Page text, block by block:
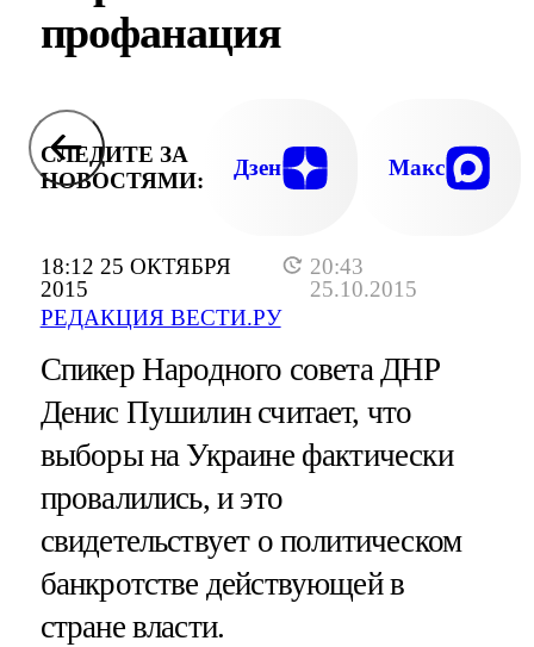
18:12 25 ОКТЯБРЯ
2015
20:43
25.10.2015
РЕДАКЦИЯ ВЕСТИ.РУ
профанация
СЛЕДИТЕ ЗА
НОВОСТЯМИ:
Дзен Макс
Спикер Народного совета ДНР
Денис Пушилин считает, что
выборы на Украине фактически
провалились, и это
свидетельствует о политическом
банкротстве действующей в
стране власти.